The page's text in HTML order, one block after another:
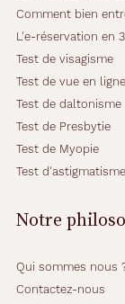
Comment bien
L'e-réservation en
Test de visagisme
Test de vue en ligne
Test de daltonisme
Test de Presbytie
Test de Myopie
Test d'astigmatisme
Notre
Qui sommes nous
Contactez-nous